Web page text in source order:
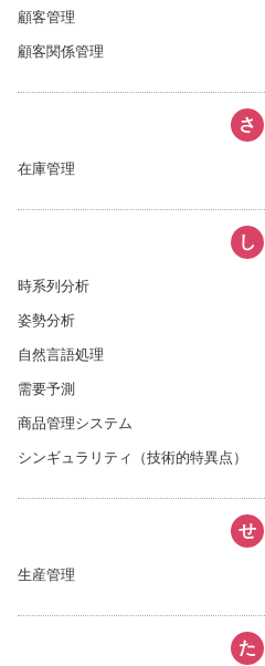
顧客管理
顧客関係管理
さ
在庫管理
し
時系列分析
姿勢分析
自然言語処理
需要予測
商品管理システム
シンギュラリティ（技術的特異点）
せ
生産管理
た